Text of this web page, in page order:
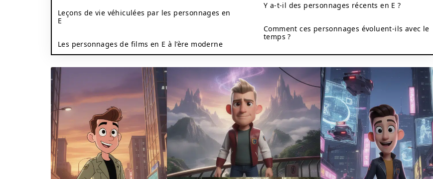
Leçons de vie véhiculées par les personnages en
E
Les personnages de films en E à l’ère moderne
Y a-t-il des personnages récents en E ?
Comment ces personnages évoluent-ils avec le
temps ?